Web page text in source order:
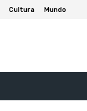
Cultura Mundo